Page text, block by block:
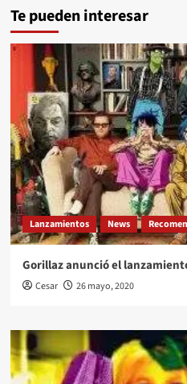
Te pueden interesar
Lanzamientos News
Gorillaz anunció el
Cesar 26 mayo, 2020